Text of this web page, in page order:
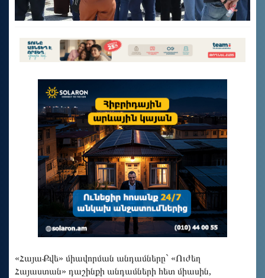
«ՀայաՔվե» միավորման անդամները` «Ուժեղ
Հայաստան» դաշինքի անդամների հետ միասին,